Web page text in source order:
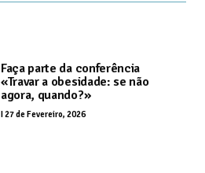
Faça parte da conferência
«Travar a obesidade: se não
agora, quando?»
I27 de Fevereiro, 2026